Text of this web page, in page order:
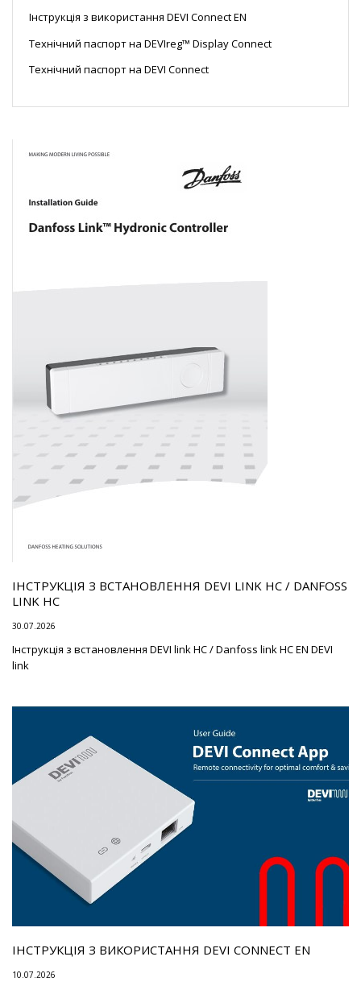
Інструкція з використання DEVI Connect EN
Технічний паспорт на DEVIreg™ Display Connect
Технічний паспорт на DEVI Connect
ІНСТРУКЦІЯ З ВСТАНОВЛЕННЯ DEVI LINK HC / DANFOSS
LINK HC
30.07.2026
Інструкція з встановлення DEVI link HC / Danfoss link HC EN DEVI
link
ІНСТРУКЦІЯ З ВИКОРИСТАННЯ DEVI CONNECT EN
10.07.2026